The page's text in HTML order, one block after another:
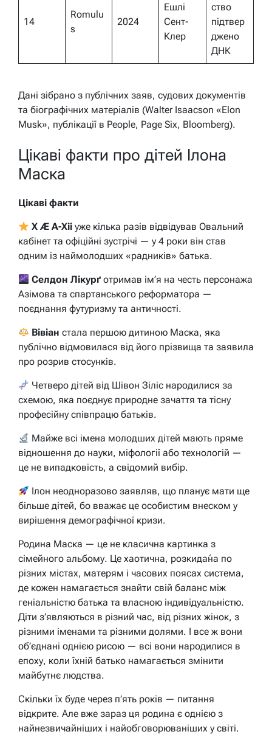
14
Romulu
s
2024
Ешлі
Сент-
Клер
ство
підтвер
джено
ДНК
Дані зібрано з публічних заяв, судових документів
та біографічних матеріалів (Walter Isaacson «Elon
Musk», публікації в People, Page Six, Bloomberg).
Цікаві факти про дітей Ілона
Маска
Цікаві факти
X Æ A-Xii уже кілька разів відвідував Овальний
кабінет та офіційні зустрічі — у 4 роки він став
одним із наймолодших «радників» батька.
Селдон Лікурґ отримав ім’я на честь персонажа
Азімова та спартанського реформатора —
поєднання футуризму та античності.
Вівіан стала першою дитиною Маска, яка
публічно відмовилася від його прізвища та заявила
про розрив стосунків.
Четверо дітей від Шівон Зіліс народилися за
схемою, яка поєднує природне зачаття та тісну
професійну співпрацю батьків.
Майже всі імена молодших дітей мають пряме
відношення до науки, міфології або технологій —
це не випадковість, а свідомий вибір.
Ілон неодноразово заявляв, що планує мати ще
більше дітей, бо вважає це особистим внеском у
вирішення демографічної кризи.
Родина Маска — це не класична картинка з
сімейного альбому. Це хаотична, розкида́на по
різних містах, матерям і часових поясах система,
де кожен намагається знайти свій баланс між
геніальністю батька та власною індивідуальністю.
Діти з’являються в різний час, від різних жінок, з
різними іменами та різними долями. І все ж вони
об’єднані однією рисою — всі вони народилися в
епоху, коли їхній батько намагається змінити
майбутнє людства.
Скільки їх буде через п’ять років — питання
відкрите. Але вже зараз ця родина є однією з
найнезвичайніших і найобговорюваніших у світі.